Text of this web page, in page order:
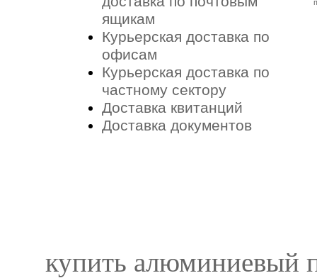
ящикам
Курьерская доставка по
офисам
Курьерская доставка по
частному сектору
Доставка квитанций
Доставка документов
купить алюминиевый